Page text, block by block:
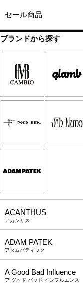
セール商品
ブランドから探す
ACANTHUS
アカンサス
ADAM PATEK
アダムパティック
A Good Bad Influence
ア グッド バッド インフルエンス